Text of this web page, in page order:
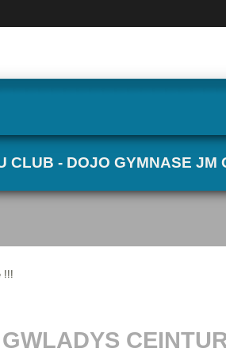
CLUB - DOJO GYMNASE
!!!
GWLADYS